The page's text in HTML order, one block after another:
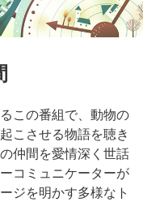
この番組で、動物の
こさせる物語を聴き
仲間を愛情深く世話
コミュニケーターが
ジを明かす多様なト